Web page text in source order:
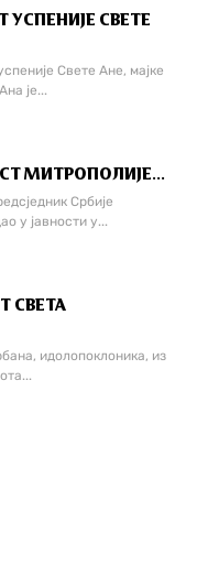
УСПЕНИЈЕ СВЕТЕ
Свете Ане, мајке
је...
МИТРОПОЛИЈЕ...
Србије
у јавности у...
СВЕТА
идолопоклоника, из